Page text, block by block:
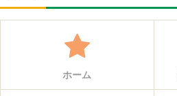
ホーム